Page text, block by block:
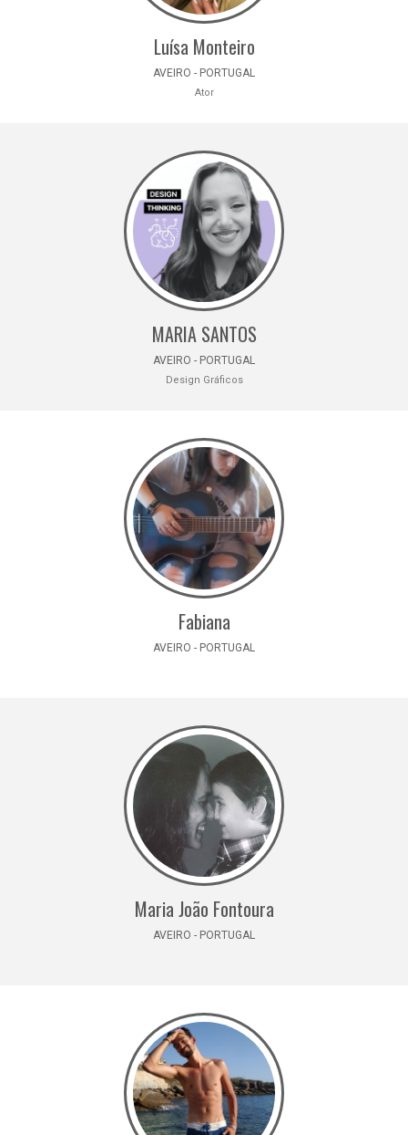
Luísa Monteiro
AVEIRO - PORTUGAL
Ator
MARIA SANTOS
AVEIRO - PORTUGAL
Design Gráficos
Fabiana
AVEIRO - PORTUGAL
Maria João Fontoura
AVEIRO - PORTUGAL